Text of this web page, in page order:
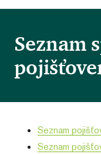
Seznam
Seznam
Seznam